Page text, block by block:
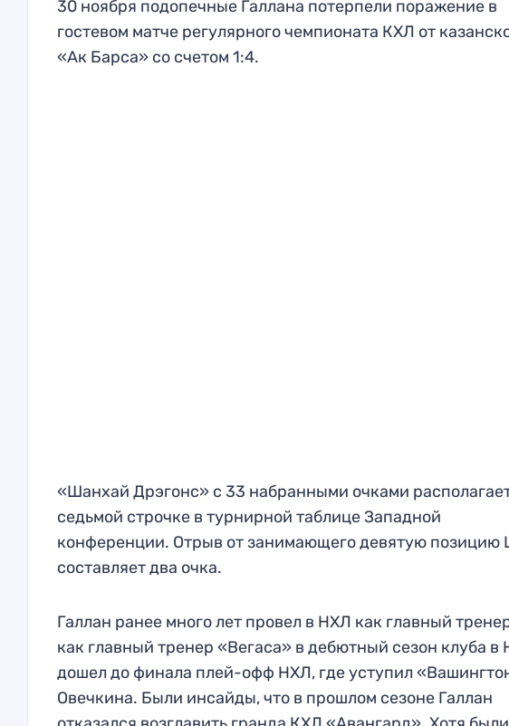
30 ноября подопечные Галлана потерпели поражение в
гостевом матче регулярного чемпионата КХЛ от
«Ак Барса» со счетом 1:4.
«Шанхай Дрэгонс» с 33 набранными очками
седьмой строчке в турнирной таблице Западной
конференции. Отрыв от занимающего девятую позицию
составляет два очка.
Галлан ранее много лет провел в НХЛ как главный
как главный тренер «Вегаса» в дебютный сезон клуба в
дошел до финала плей-офф НХЛ, где уступил
Овечкина. Были инсайды, что в прошлом сезоне Галлан